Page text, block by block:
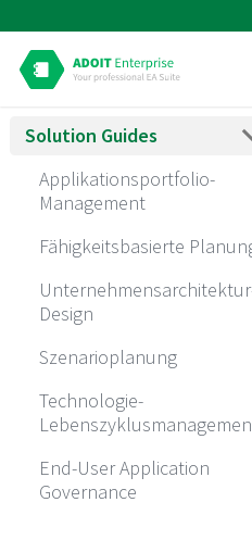
Solution Guides
Applikationsportfolio-
Management
Fähigkeitsbasierte
Design
Szenarioplanung
Technologie-
End-User Application
Governance